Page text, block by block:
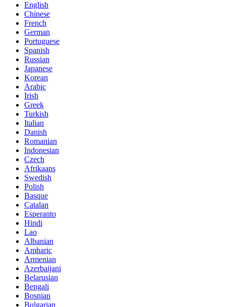
English
Chinese
French
German
Portuguese
Spanish
Russian
Japanese
Korean
Arabic
Irish
Greek
Turkish
Italian
Danish
Romanian
Indonesian
Czech
Afrikaans
Swedish
Polish
Basque
Catalan
Esperanto
Hindi
Lao
Albanian
Amharic
Armenian
Azerbaijani
Belarusian
Bengali
Bosnian
Bulgarian